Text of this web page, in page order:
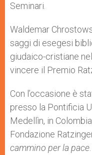
Seminari.
Waldemar
saggi di esegesi
giudaico-cristiane
vincere il Premio
Con l’occasione è
presso la Pontificia
Medellìn, in
Fondazione
cammino per la pace